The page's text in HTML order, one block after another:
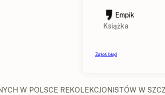
W POLSCE REKOLEKCJONISTÓW W